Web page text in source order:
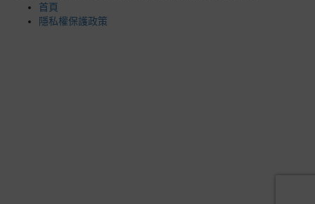
首頁
隱私權保護政策